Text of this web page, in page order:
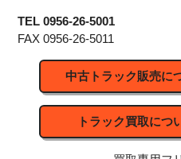
TEL 0956-26-5001
FAX 0956-26-5011
中古トラック販売に
トラック買取につ